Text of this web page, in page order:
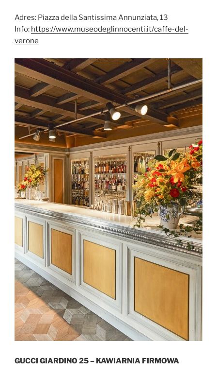
Adres: Piazza della Santissima Annunziata, 13
Info: https://www.museodeglinnocenti.it/caffe-del-
verone
GUCCI GIARDINO 25 – KAWIARNIA FIRMOWA